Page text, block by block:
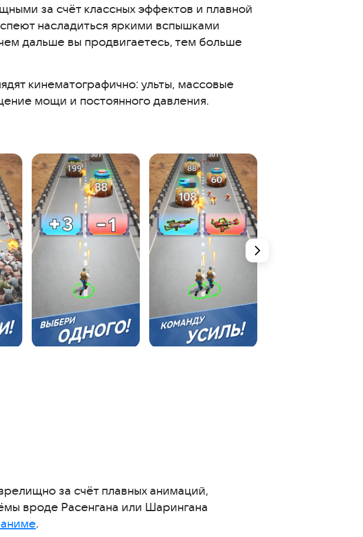
за счёт классных эффектов и плавной
насладиться яркими вспышками
дальше вы продвигаетесь, тем больше
кинематографично: ульты, массовые
мощи и постоянного давления.
за счёт плавных анимаций,
вроде Расенгана или Шарингана
.